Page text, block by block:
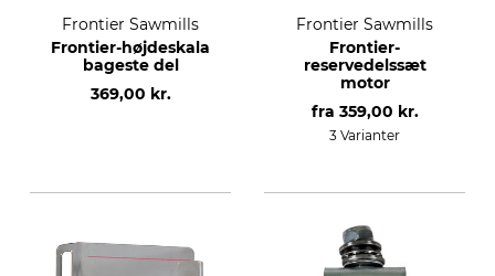
Frontier Sawmills
Frontier-højdeskala
bageste del
369,00 kr.
Frontier Sawmills
Frontier-
reservedelssæt
motor
fra 359,00 kr.
3 Varianter